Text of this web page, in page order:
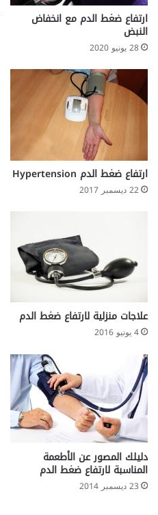
ع
ل
ى
ا
ل
ظ
ا
ل
س
ئ
ل
ا
و
ي
ارتفاع ضغط الدم مع انخفاض
النبض
28 يونيو 2020
ارتفاع ضغط الدم Hypertension
22 ديسمبر 2017
علاجات منزلية لارتفاع ضغط الدم
4 يونيو 2016
دليلك المصور عن الأطعمة
المناسبة لارتفاع ضغط الدم
23 ديسمبر 2014